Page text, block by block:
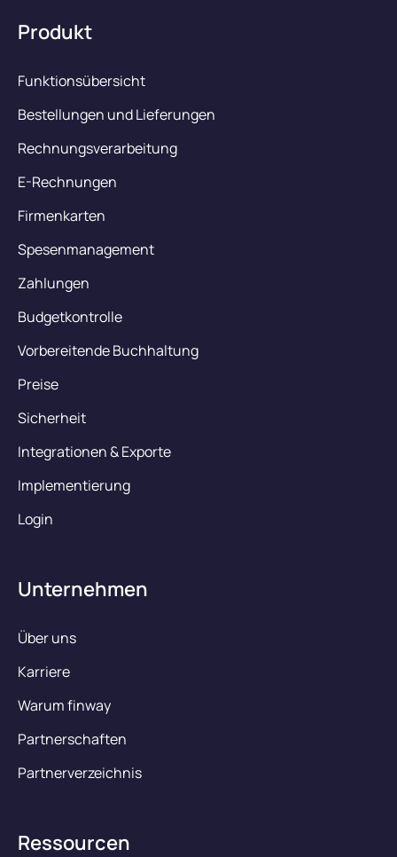
Produkt
Funktionsübersicht
Bestellungen und Lieferungen
Rechnungsverarbeitung
E-Rechnungen
Firmenkarten
Spesenmanagement
Zahlungen
Budgetkontrolle
Vorbereitende Buchhaltung
Preise
Sicherheit
Integrationen & Exporte
Implementierung
Login
Unternehmen
Über uns
Karriere
Warum finway
Partnerschaften
Partnerverzeichnis
Ressourcen